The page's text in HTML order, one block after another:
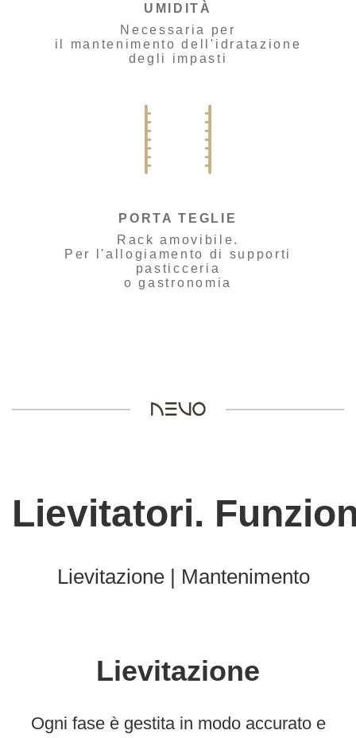
UMIDITÀ
Necessaria per
il mantenimento dell'idratazione
degli impasti
PORTA TEGLIE
Rack amovibile.
Per l'allogiamento di supporti
pasticceria
o gastronomia
Lievitatori.
Lievitazione | Mantenimento
Lievitazione
Ogni fase è gestita in modo accurato e